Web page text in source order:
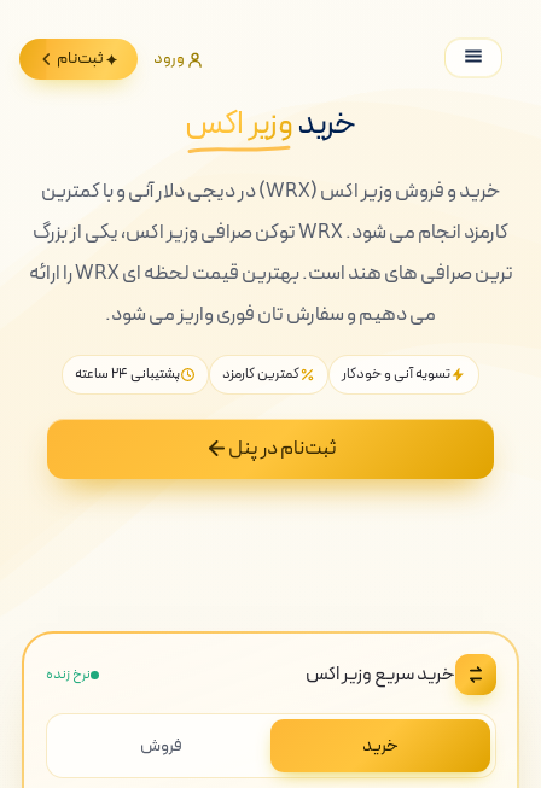
ورود ثبت‌نام
خریدوزیر اکس
خرید و فروش وزیر اکس (WRX) در دیجی دلار آنی و با کمترین
کارمزد انجام می شود. WRX توکن صرافی وزیر اکس، یکی از بزرگ
ترین صرافی های هند است. بهترین قیمت لحظه ای WRX را ارائه
می دهیم و سفارش تان فوری واریز می شود.
تسویه آنی و خودکار کمترین کارمزد پشتیبانی ۲۴ ساعته
ثبت‌نام در پنل
خرید سریع وزیر اکس نرخ زنده
خرید فروش